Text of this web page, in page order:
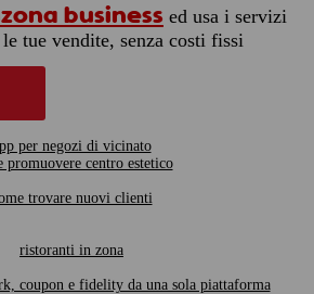
business ed usa i servizi
tue vendite, senza costi fissi
per negozi di vicinato
promuovere centro estetico
trovare nuovi clienti
ristoranti in zona
coupon e fidelity da una sola piattaforma